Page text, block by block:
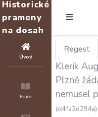
Historické
prameny
na dosah
Úvod
Edice
Regest
Klerik
Plzně
nemusel
(d4fa2d294a)